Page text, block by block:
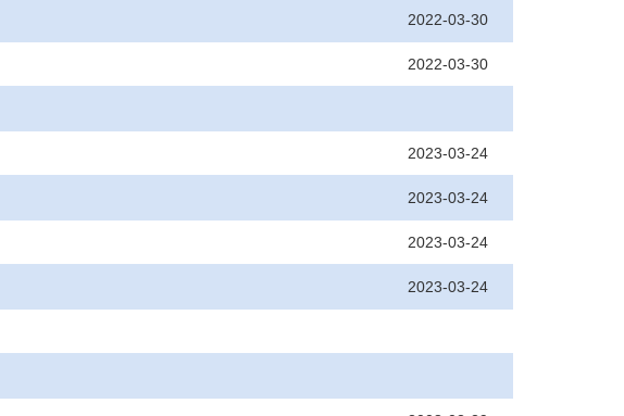
2022-03-30
2022-03-30
2023-03-24
2023-03-24
2023-03-24
2023-03-24